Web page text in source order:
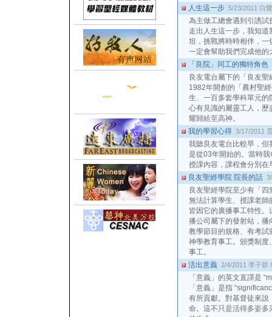
人生這一步 5/23/2011 白鷺
為主做工總會遇到引誘試
走出人生這一步，我知
坦，挑戰將時時相伴，一
一定會幫助我們完成他的
「良院」同工的獨特角色
良友電台屬下的「良友
1982年開創的「農村聖
生、一百多套學科單元的
心有見識的屬靈工人，歷
耀歸給至高神。
我的學習心得 3/17/2011
我聽良友電台比較早，但
是從03年開始的。當時
授課內容，課程會分別在
良友聖經學院 院長的話
良友聖經學院至少有「
無法計算學生、授課老師
皆因它的廣播事工特性
播公司屬下的發射站，播
教學節目的規格、有考試
神學教育事工。頒獎制度
事工。
活出意義 2/4/2011 李子群
「意義」的英文直譯是
「意義」是指
有所貢獻。對基督徒來說
命。這不只是活得多姿多